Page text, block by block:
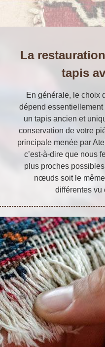
La
tapis
En générale, le choix
dépend
un tapis ancien et
conservation de votre
principale menée par
c’est-à-dire que nous
plus proches
nœuds soit le
différentes vu